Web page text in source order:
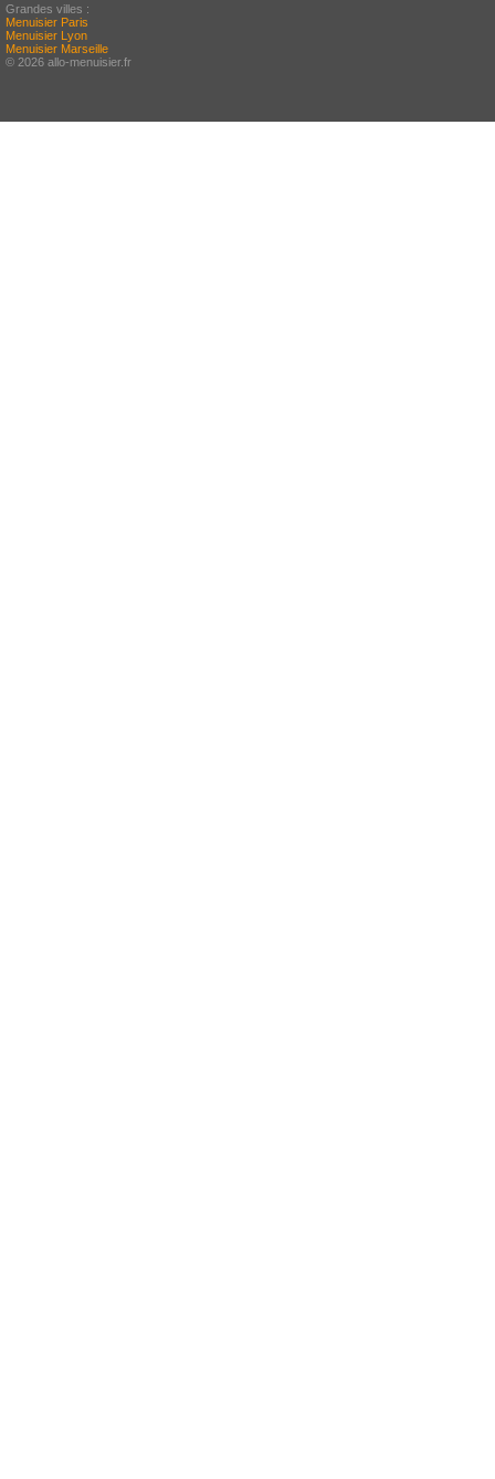
Grandes villes :
Menuisier Paris
Menuisier Lyon
Menuisier Marseille
© 2026 allo-menuisier.fr